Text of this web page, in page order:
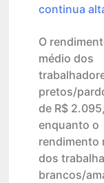
continua
O
médio dos
pretos/
de R$ 2.095,
enquanto o
rendimento
dos
brancos/